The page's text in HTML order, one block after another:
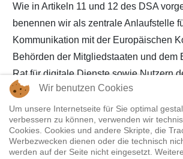
Wie in Artikeln 11 und 12 des DSA
benennen wir als zentrale Anlaufstelle
Kommunikation mit der Europäischen
Behörden der Mitgliedstaaten und dem
Rat für digitale Dienste sowie Nutzern
Zusammenhang mit der Anwendung
Mailadresse info@netz-modell.de
Wir bevorzugen deutsche Sprache für
Wir benutzen Cookies
Um unsere Internetseite für Sie optimal
verbessern zu können, verwenden wir
Cookies. Cookies und andere Skripte, die
Werbezwecken dienen oder die technisch
werden auf der Seite nicht eingesetzt.